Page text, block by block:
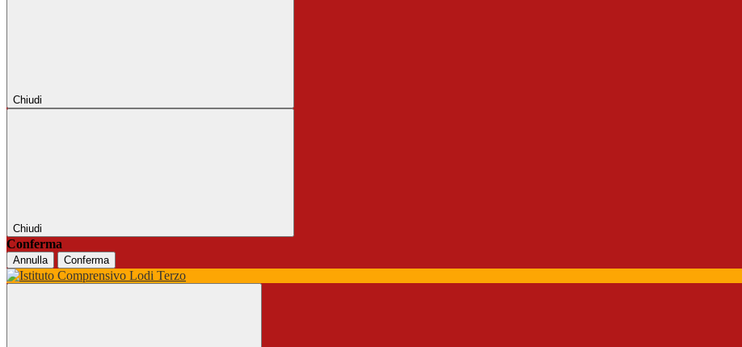
Chiudi
Chiudi
Conferma
Annulla Conferma